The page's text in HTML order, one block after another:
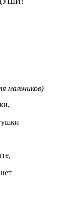
мальчиков)